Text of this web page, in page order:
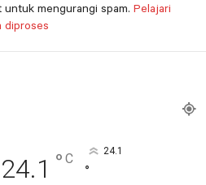
mengurangi spam. Pelajari
diproses
24.1 ° C 24.1
°